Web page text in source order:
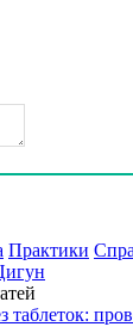
Практики
таблеток: